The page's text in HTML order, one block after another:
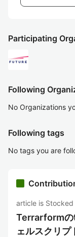
Participating
Following
No Organizations
Following tags
No tags you are
article is Stocked
Terrarformの
ェルスクリプ